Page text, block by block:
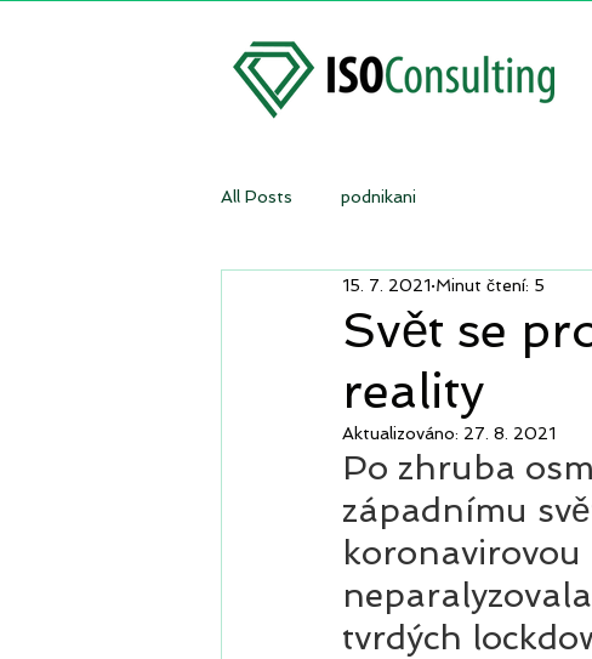
All Posts podnikani
Svět se
reality
15. 7. 2021 Minut čtení: 5
Aktualizováno: 27. 8. 2021
Po zhruba
západnímu
koronavirovou
tvrdých